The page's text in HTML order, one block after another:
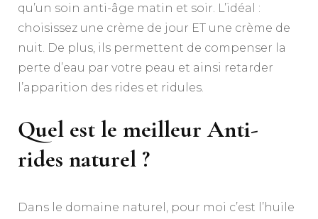
qu’un soin anti-âge matin et soir. L’idéal :
choisissez une crème de jour ET une crème de
nuit. De plus, ils permettent de compenser la
perte d’eau par votre peau et ainsi retarder
l’apparition des rides et ridules.
Quel est le meilleur Anti-
rides naturel ?
Dans le domaine naturel, pour moi c’est l’huile